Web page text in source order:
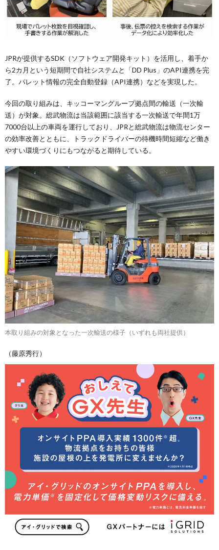
JPRが提供するSDK（ソフトウェア開発キット）を活用し、着手か
ら2カ月という短期間で自社システムと「DD Plus」のAPI連携を完
了。パレット情報の完全自動登録（API連携）などを実現した。
今回の取り組みは、キッコーマングループ拠点間の輸送（一次輸
送）が対象。総武物流は当該範囲に該当する一次輸送で年間1万
7000台以上の車両を運行しており、JPRと総武物流は物流センター
の効率改善とともに、トラックドライバーの待機時間短縮など働き
やすい環境づくりにもつながると期待している。
本取り組みの対象となった一次輸送の様子（いずれも両社提供）
（藤原秀行）